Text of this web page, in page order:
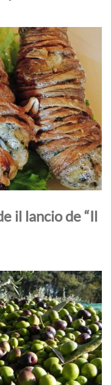
il lancio de “Il